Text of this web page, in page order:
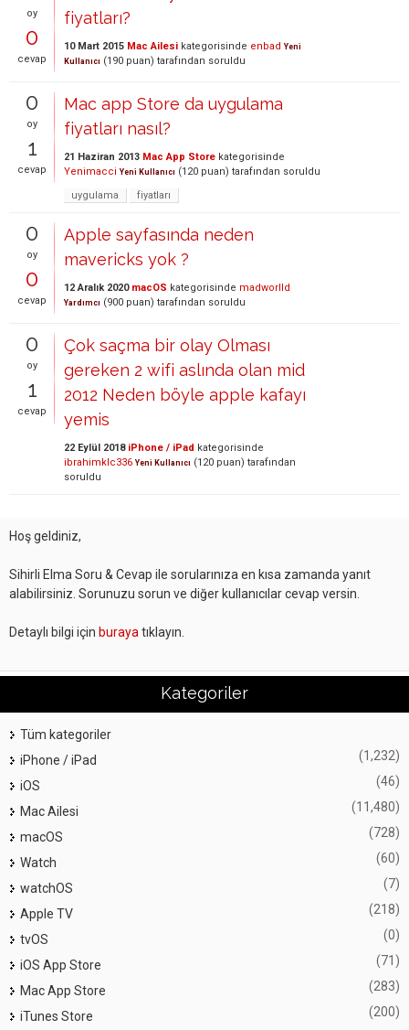
oy
0
cevap
fiyatları?
10 Mart 2015 Mac Ailesi kategorisinde enbad Yeni
Kullanıcı (190 puan) tarafından soruldu
0
oy
1
cevap
Mac app Store da uygulama
fiyatları nasıl?
21 Haziran 2013 Mac App Store kategorisinde
Yenimacci Yeni Kullanıcı (120 puan) tarafından soruldu
uygulama
fiyatları
0
oy
0
cevap
Apple sayfasında neden
mavericks yok ?
12 Aralık 2020 macOS kategorisinde madworlld
Yardımcı (900 puan) tarafından soruldu
0
oy
1
cevap
Çok saçma bir olay Olması
gereken 2 wifi aslında olan mid
2012 Neden böyle apple kafayı
yemis
22 Eylül 2018 iPhone / iPad kategorisinde
ibrahimklc336 Yeni Kullanıcı (120 puan) tarafından
soruldu
Hoş geldiniz,
Sihirli Elma Soru & Cevap ile sorularınıza en kısa zamanda yanıt
alabilirsiniz. Sorunuzu sorun ve diğer kullanıcılar cevap versin.
Detaylı bilgi için burayatıklayın.
Kategoriler
Tüm kategoriler
iPhone / iPad
(1,232)
iOS (46)
Mac Ailesi (11,480)
macOS (728)
Watch (60)
watchOS (7)
Apple TV (218)
tvOS (0)
iOS App Store (71)
Mac App Store (283)
iTunes Store (200)